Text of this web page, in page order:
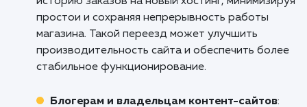
Веб-разработчикам и агентствам:
переносу сайта на другой хостинг идеально
подходит для веб-разработчиков и
которые предоставляют услуги создания и
безопасно и эффективно перенести сайты